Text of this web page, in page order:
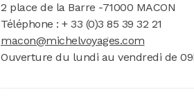
2 place de la Barre -71000 MACON
Téléphone : + 33 (0)3 85 39 32 21
macon@michelvoyages.com
Ouverture du lundi au vendredi de